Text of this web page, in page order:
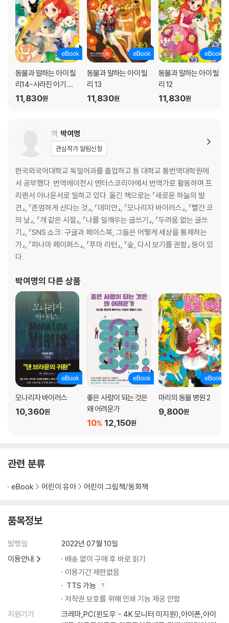
동물과 말하는 아이 릴
리14-사라진 아기 바
다표범
11,830원
동물과 말하는 아이 릴
리 13
11,830원
동물과 말하는 아이 릴
리 12
11,830원
역 박여명
관심작가 알림신청
한국외국어대학교 독일어과를 졸업하고 동 대학교 통번역대학원에
서 공부했다. 번역에이전시 엔터스코리아에서 번역가로 활동하며 프
리랜서 아나운서로 일하고 있다. 옮긴 책으로는 『새로운 하늘의 발
견』, 『존엄하게 산다는 것』, 『데미안』, 『모나리자 바이러스』, 『빨간 코
의 날』, 『개 같은 시절』, 『나를 일깨우는 글쓰기』, 『두려움 없는 글쓰
기』, 『SNS 쇼크: 구글과 페이스북, 그들은 어떻게 세상을 통제하는
가』, 『파나마 페이퍼스』, 『푸마 리턴』, 『숲, 다시 보기를 권함』 등이 있
다.
박여명의 다른 상품
모나리자 바이러스
10,360원
좋은 사람이 되는 것은
왜 어려운가
12,150원
10%
마리의 동물 병원 2
9,800원
관련 분류
eBook 어린이 유아 어린이 그림책/동화책
품목정보
발행일
2022년 07월 10일
이용안내
배송 없이 구매 후 바로 읽기
이용기간 제한없음
TTS 가능
저작권 보호를 위해 인쇄 기능 제공 안함
지원기기
크레마,PC(윈도우 - 4K 모니터 미지원),아이폰,아이